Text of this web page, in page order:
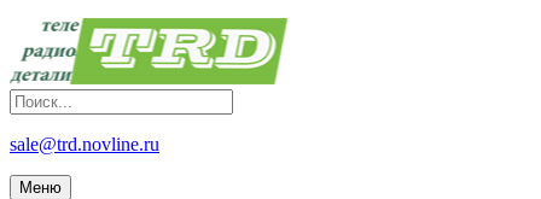
sale@trd.novline.ru
Меню